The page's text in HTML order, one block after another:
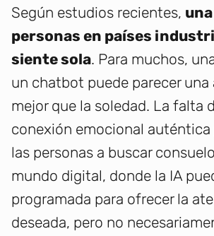
Según estudios recientes,
personas en países
siente sola. Para muchos,
un chatbot puede parecer
mejor que la soledad. La falta
conexión emocional auténtica
las personas a buscar
mundo digital, donde la IA
programada para ofrecer la
deseada, pero no